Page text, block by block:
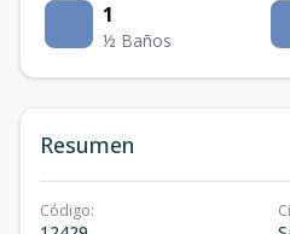
1
½ Baños
Resumen
Código: